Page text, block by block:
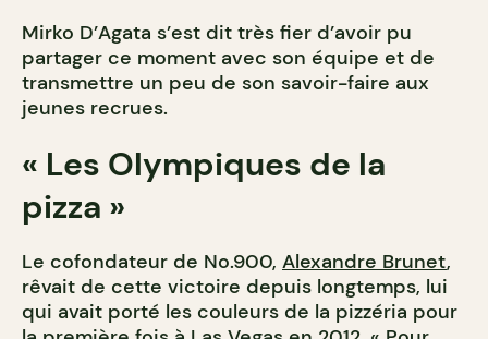
Mirko D’Agata s’est dit très fier d’avoir pu
partager ce moment avec son équipe et de
transmettre un peu de son savoir-faire aux
jeunes recrues.
« Les Olympiques de la
pizza »
Le cofondateur de No.900, Alexandre Brunet,
rêvait de cette victoire depuis longtemps, lui
qui avait porté les couleurs de la pizzéria pour